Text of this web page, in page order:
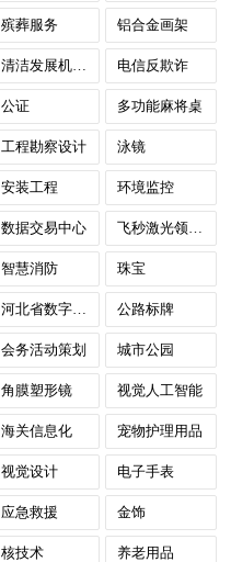
殡葬服务 铝合金画架
清洁发展机制(CDM) 电信反欺诈
公证 多功能麻将桌
工程勘察设计 泳镜
安装工程 环境监控
数据交易中心
智慧消防 珠宝
河北省数字政府 公路标牌
会务活动策划 城市公园
角膜塑形镜 视觉人工智能
海关信息化 宠物护理用品
视觉设计 电子手表
应急救援 金饰
核技术 养老用品